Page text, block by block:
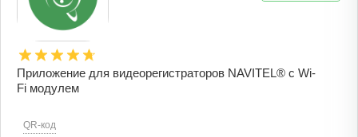
Приложение для видеорегистраторов NAVITEL® с Wi-
Fi модулем
QR-код